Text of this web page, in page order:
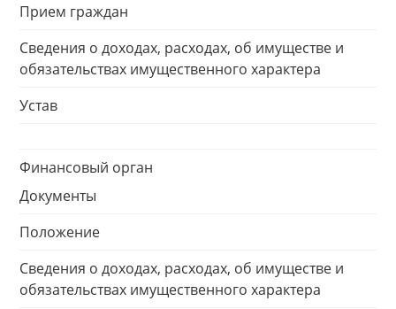
Прием граждан
Сведения о доходах, расходах, об имуществе и
обязательствах имущественного характера
Устав
Финансовый орган
Документы
Положение
Сведения о доходах, расходах, об имуществе и
обязательствах имущественного характера